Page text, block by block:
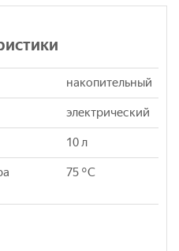
накопительный
электрический
10 л
75 °C